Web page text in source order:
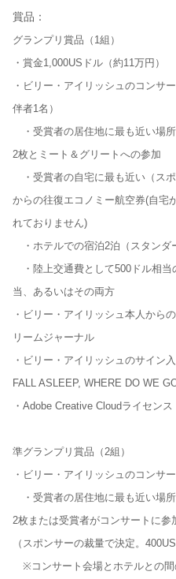
賞品：
グランプリ賞品（1組）
・賞金1,000USドル（約11万円）
・ビリー・アイリッシュのコンサ
伴者1名）
・受賞者の居住地に最も近い場
2枚とミート＆グリートへの参加
・受賞者の自宅に最も近い（ス
からの往復エコノミー航空券(自宅
れておりません)
・ホテルでの宿泊2泊（スタンダ
・陸上交通費として500ドル相当
当、あるいはその両方
・ビリー・アイリッシュ本人から
リームジャーナル
・ビリー・アイリッシュのサイン
FALL ASLEEP, WHERE DO WE GO
・Adobe Creative Cloudライセンス
準グランプリ賞品（2組）
・ビリー・アイリッシュのコンサ
・受賞者の居住地に最も近い場
2枚または受賞者がコンサートに
（スポンサーの裁量で決定。400US
※コンサート会場とホテルとの間